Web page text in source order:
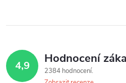
4,9 Hodnocení
2384 hodnocení